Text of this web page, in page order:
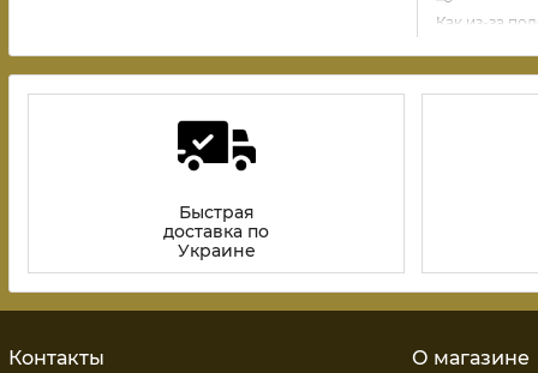
сигареты Kent
сигареты Winston.
Для крупного опта и постоянных партнеров действует
высококачественные
сигареты недорого
. Усиливайте
, оцените плотную набивку, которую имеют
. Для
сигареты Kansas
Присоединяйтесь к лидерам
и наслаждайтесь быстрой доставкой сигарет в любой
Как из-за
Быстрая
доставка по
Украине
Контакты О магазине